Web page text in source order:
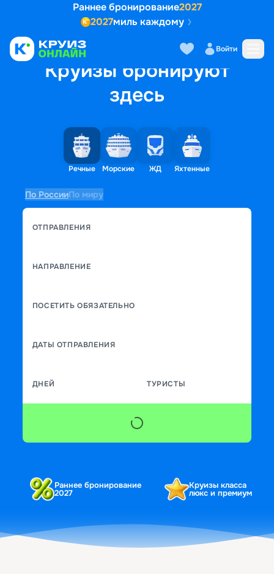
Раннее бронирование2027
2027миль каждому
Войти
Круизы бронируют
здесь
Речные Морские ЖД Яхтенные
По РоссииПо миру
ОТПРАВЛЕНИЯ
НАПРАВЛЕНИЕ
ПОСЕТИТЬ ОБЯЗАТЕЛЬНО
ДАТЫ ОТПРАВЛЕНИЯ
ДНЕЙ ТУРИСТЫ
Раннее бронирование
2027
Круизы класса
люкс и премиум